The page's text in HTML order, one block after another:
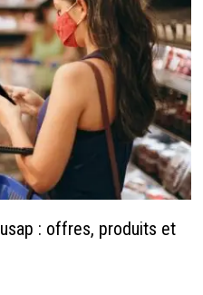
: offres, produits et